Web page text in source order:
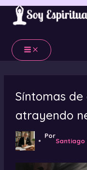
Ir
contenido
Síntomas
atrayendo
Por
Santiago